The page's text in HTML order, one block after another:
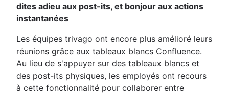
dites adieu aux post-its, et bonjour aux actions
instantanées
Les équipes trivago ont encore plus amélioré leurs
réunions grâce aux tableaux blancs Confluence.
Au lieu de s'appuyer sur des tableaux blancs et
des post-its physiques, les employés ont recours
à cette fonctionnalité pour collaborer entre